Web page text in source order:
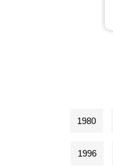
1980
1996